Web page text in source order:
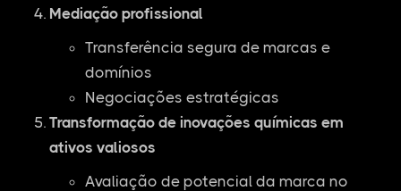
Mediação profissional
Transferência segura de marcas e
domínios
Negociações estratégicas
Transformação de inovações químicas em
ativos valiosos
Avaliação de potencial da marca no